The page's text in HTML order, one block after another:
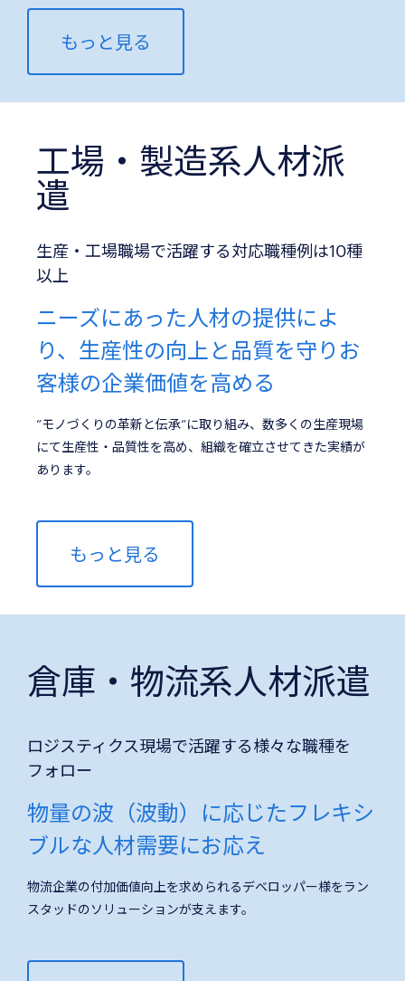
もっと見る
工場・製造系人材派
遣
生産・工場職場で活躍する対応職種例は10種
以上
ニーズにあった人材の提供によ
り、生産性の向上と品質を守りお
客様の企業価値を高める
”モノづくりの革新と伝承”に取り組み、数多くの生産現場
にて生産性・品質性を高め、組織を確立させてきた実績が
あります。
もっと見る
倉庫・物流系人材派遣
ロジスティクス現場で活躍する様々な職種を
フォロー
物量の波（波動）に応じたフレキシ
ブルな人材需要にお応え
物流企業の付加価値向上を求められるデベロッパー様をラン
スタッドのソリューションが支えます。